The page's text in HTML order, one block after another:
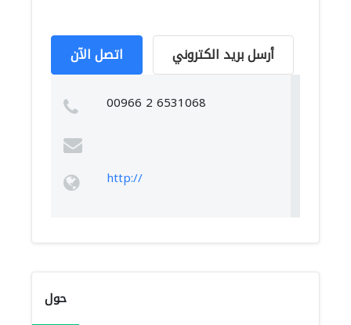
اتصل الآن أرسل بريد الكتروني
00966 2 6531068
http://
حول